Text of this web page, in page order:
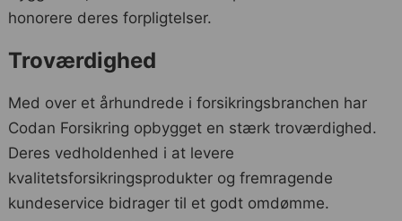
honorere deres forpligtelser.
Troværdighed
Med over et århundrede i forsikringsbranchen har
Codan Forsikring opbygget en stærk troværdighed.
Deres vedholdenhed i at levere
kvalitetsforsikringsprodukter og fremragende
kundeservice bidrager til et godt omdømme.